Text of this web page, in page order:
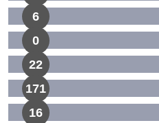
6
0
22
171
16